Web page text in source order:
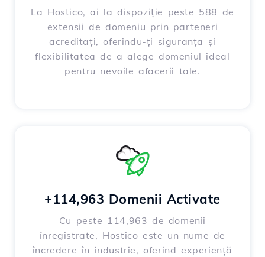
La Hostico, ai la dispoziție peste 588 de
extensii de domeniu prin parteneri
acreditați, oferindu-ți siguranța și
flexibilitatea de a alege domeniul ideal
pentru nevoile afacerii tale.
+114,963 Domenii Activate
Cu peste 114,963 de domenii
înregistrate, Hostico este un nume de
încredere în industrie, oferind experiență